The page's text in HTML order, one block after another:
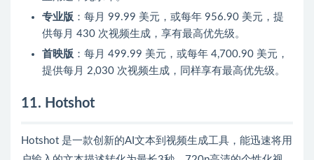
专业版 ：每月 99.99 美元，或每年 956.90 美元，提
供每月 430 次视频生成，享有最高优先级。
首映版 ：每月 499.99 美元，或每年 4,700.90 美元，
提供每月 2,030 次视频生成，同样享有最高优先级。
11. Hotshot
Hotshot 是一款创新的AI文本到视频生成工具，能迅速将用